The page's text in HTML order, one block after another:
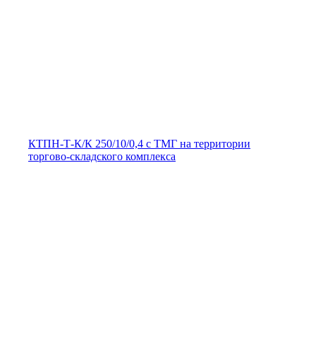
КТПН-Т-К/К 250/10/0,4 с ТМГ на территории
торгово-складского комплекса